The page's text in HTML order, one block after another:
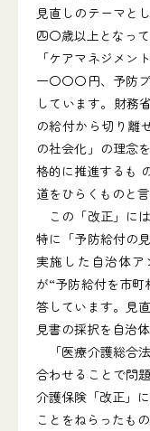
見直しのテーマと
四〇歳以上となっ
「ケアマネジメン
一〇〇〇円、予防
しています。財務
の給付から切り離
の社会化」の理念
格的に推進するも
道をひらくものと
この「改正」に
特に「予防給付の
実施した自治体
が“予防給付を市
答しています。見
見書の採択を自治
「医療介護総合
合わせることで問
介護保険「改正」
ことをねらったも